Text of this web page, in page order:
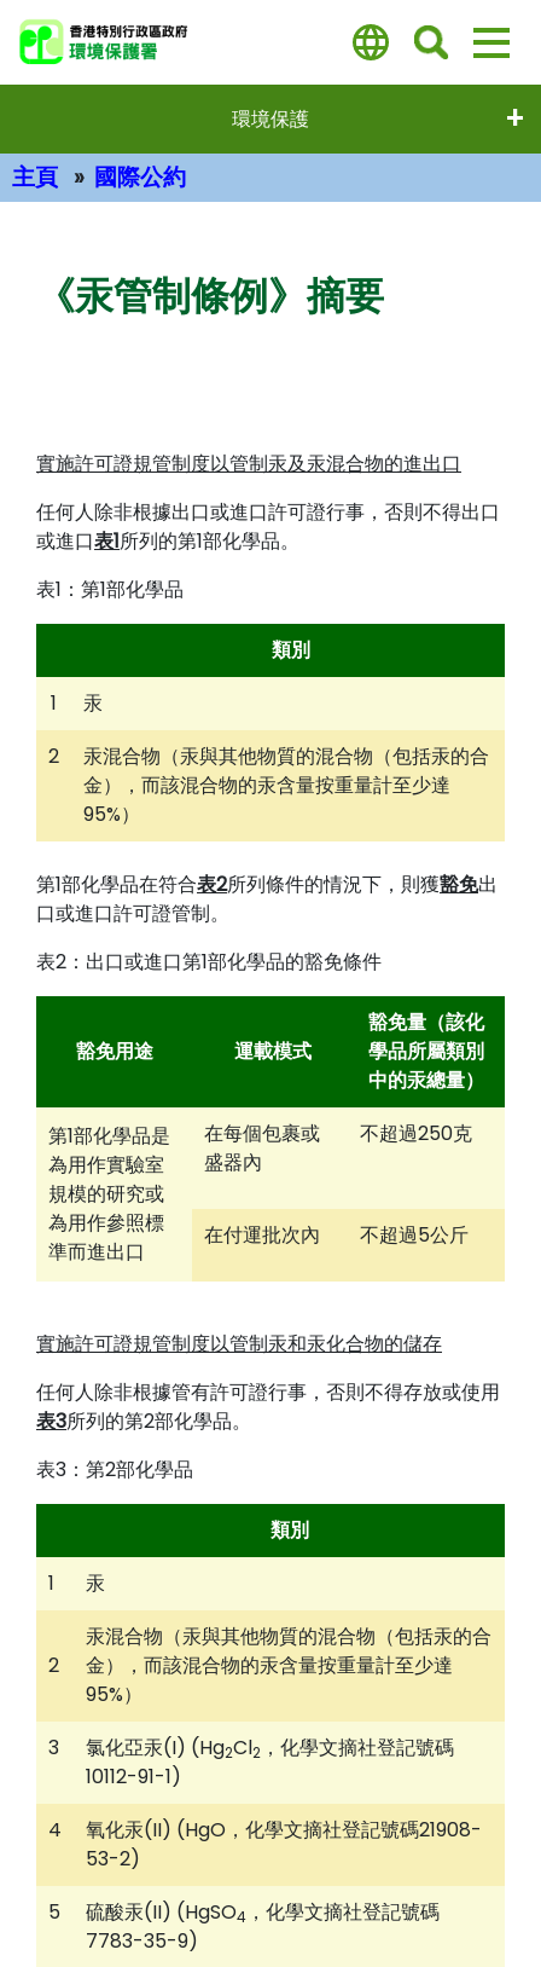
內
環境保護
主頁 國際公約
《汞管制條例》摘要
實施許可證規管制度以管制汞及汞混合物的進出口
任何人除非根據出口或進口許可證行事，否則不得出口
或進口表1所列的第1部化學品。
表1：第1部化學品
類別
1
汞
2
汞混合物（汞與其他物質的混合物（包括汞的合
金），而該混合物的汞含量按重量計至少達
95%）
第1部化學品在符合表2所列條件的情況下，則獲豁免出
口或進口許可證管制。
表2：出口或進口第1部化學品的豁免條件
豁免用途 運載模式
豁免量（該化
學品所屬類別
中的汞總量）
第1部化學品是
為用作實驗室
規模的研究或
為用作參照標
準而進出口
在每個包裹或
盛器內
不超過250克
在付運批次內 不超過5公斤
實施許可證規管制度以管制汞和汞化合物的儲存
任何人除非根據管有許可證行事，否則不得存放或使用
表3所列的第2部化學品。
表3：第2部化學品
類別
1
汞
2
汞混合物（汞與其他物質的混合物（包括汞的合
金），而該混合物的汞含量按重量計至少達
95%）
3
氯化亞汞(I) (Hg2Cl2 ，化學文摘社登記號碼
10112-91-1)
4
氧化汞(II) (HgO，化學文摘社登記號碼21908-
53-2)
5
硫酸汞(II) (HgSO4 ，化學文摘社登記號碼
7783-35-9)